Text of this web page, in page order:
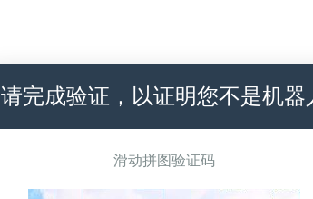
请完成验证，以证明您不是机器
滑动拼图验证码